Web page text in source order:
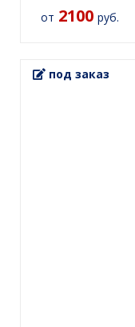
от 2100 руб.
под заказ